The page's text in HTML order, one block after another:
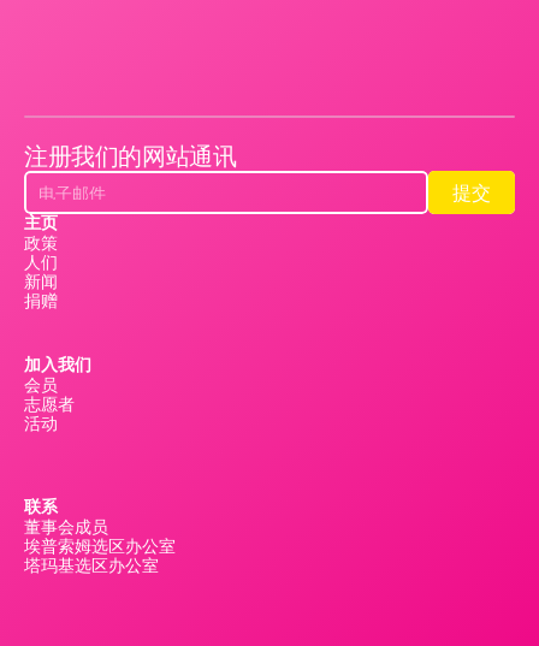
注册我们的网站通讯
提交
提交
主页
政策
人们
新闻
捐赠
加入我们
会员
志愿者
活动
联系
董事会成员
埃普索姆选区办公室
塔玛基选区办公室